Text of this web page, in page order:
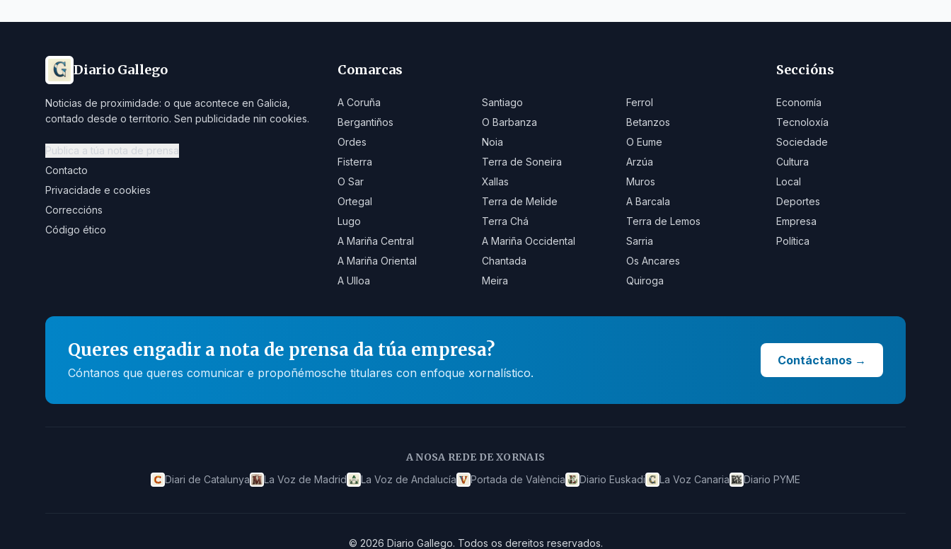
Diario Gallego
Noticias de proximidade: o que acontece en Galicia,
contado desde o territorio. Sen publicidade nin cookies.
Publica a túa nota de prensa
Contacto
Privacidade e cookies
Correccións
Código ético
Comarcas
A Coruña Santiago
Ferrol
Bergantiños
O Barbanza
Betanzos
Ordes
Noia
O Eume
Fisterra
Terra de Soneira
Arzúa
O Sar
Xallas
Muros
Ortegal
Terra de Melide
A Barcala
Lugo
Terra Chá
Terra de Lemos
A Mariña Central
A Mariña Occidental
Sarria
A Mariña Oriental
Chantada
Os Ancares
A Ulloa
Meira Quiroga
Seccións
Economía
Tecnoloxía
Sociedade
Cultura
Local
Deportes
Empresa
Política
Queres engadir a nota de prensa da túa empresa?
Cóntanos que queres comunicar e propoñémosche titulares con enfoque xornalístico.
Contáctanos →
A NOSA REDE DE XORNAIS
Diari de Catalunya La Voz de Madrid La Voz de Andalucía Portada de València Diario Euskadi La Voz Canaria Diario PYME
© 2026 Diario Gallego. Todos os dereitos reservados.